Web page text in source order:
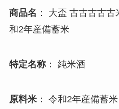
商品名 ： 大盃 古古古古
和2年産備蓄米
特定名称： 純米酒
原料米： 令和2年産備蓄